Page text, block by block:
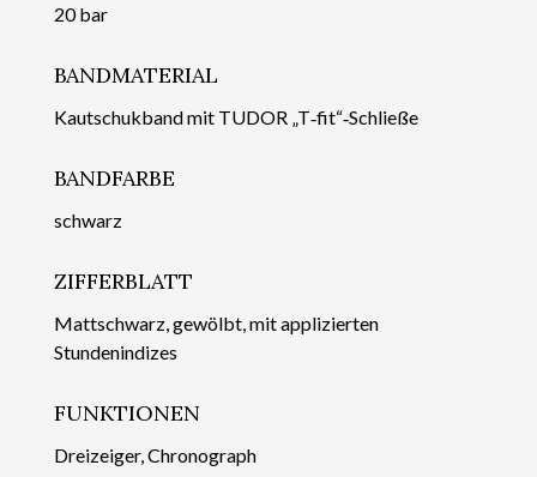
20 bar
BANDMATERIAL
Kautschukband mit TUDOR „T‑fit“‑Schließe
BANDFARBE
schwarz
ZIFFERBLATT
Mattschwarz, gewölbt, mit applizierten
Stundenindizes
FUNKTIONEN
Dreizeiger, Chronograph